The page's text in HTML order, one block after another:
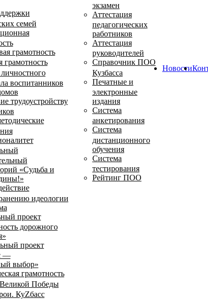
семей
грамотность
грамотность
воспитанников
трудоустройству
«Судьба и
идеологии
проект
дорожного
проект
—
выбор»
грамотность
Победы
КуZбасс
экзамен
Аттестация
педагогических
работников
Аттестация
руководителей
Справочник ПОО
Кузбасса
Печатные и
электронные
издания
Система
анкетирования
Система
дистанционного
обучения
Система
тестирования
Рейтинг ПОО
Новости